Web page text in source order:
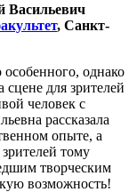
Васильевич
, Санкт-
однако
для зрителей
человек с
рассказала
опыте, а
тому
творческим
возможность!